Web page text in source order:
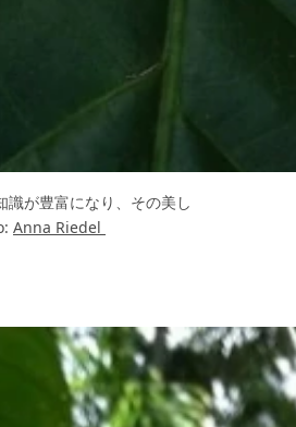
が豊富になり、その美し
Anna Riedel